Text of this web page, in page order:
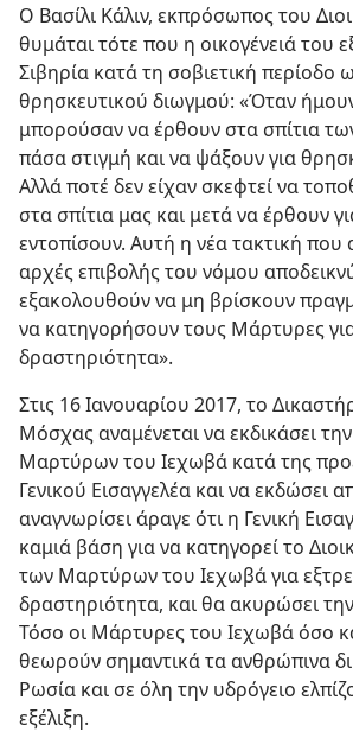
Ο Βασίλι Κάλιν, εκπρόσωπος του
θυμάται τότε που η οικογένειά του
Σιβηρία κατά τη σοβιετική περίοδο
θρησκευτικού διωγμού: «Όταν
μπορούσαν να έρθουν στα σπίτια
πάσα στιγμή και να ψάξουν για
Αλλά ποτέ δεν είχαν σκεφτεί να
στα σπίτια μας και μετά να έρθουν
εντοπίσουν. Αυτή η νέα τακτική που
αρχές επιβολής του νόμου
εξακολουθούν να μη βρίσκουν
να κατηγορήσουν τους Μάρτυρες
δραστηριότητα».
Στις 16 Ιανουαρίου 2017, το
Μόσχας αναμένεται να εκδικάσει
Μαρτύρων του Ιεχωβά κατά της
Γενικού Εισαγγελέα και να εκδώσει
αναγνωρίσει άραγε ότι η Γενική
καμιά βάση για να κατηγορεί το
των Μαρτύρων του Ιεχωβά για
δραστηριότητα, και θα ακυρώσει
Τόσο οι Μάρτυρες του Ιεχωβά όσο
θεωρούν σημαντικά τα ανθρώπινα
Ρωσία και σε όλη την υδρόγειο
εξέλιξη.